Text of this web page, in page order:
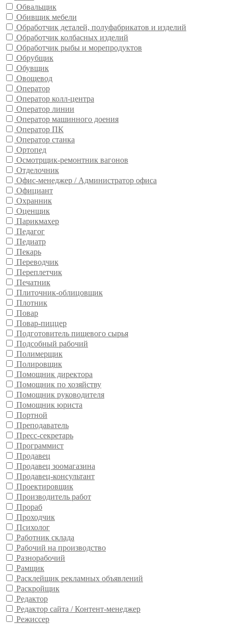
Обвальщик
Обивщик мебели
Обработчик деталей, полуфабрикатов и изделий
Обработчик колбасных изделий
Обработчик рыбы и морепродуктов
Обрубщик
Обувщик
Овощевод
Оператор
Оператор колл-центра
Оператор линии
Оператор машинного доения
Оператор ПК
Оператор станка
Ортопед
Осмотрщик-ремонтник вагонов
Отделочник
Офис-менеджер / Администратор офиса
Официант
Охранник
Оценщик
Парикмахер
Педагог
Педиатр
Пекарь
Переводчик
Переплетчик
Печатник
Плиточник-облицовщик
Плотник
Повар
Повар-пиццер
Подготовитель пищевого сырья
Подсобный рабочий
Полимерщик
Полировщик
Помощник директора
Помощник по хозяйству
Помощник руководителя
Помощник юриста
Портной
Преподаватель
Пресс-секретарь
Программист
Продавец
Продавец зоомагазина
Продавец-консультант
Проектировщик
Производитель работ
Прораб
Проходчик
Психолог
Работник склада
Рабочий на производство
Разнорабочий
Рамщик
Расклейщик рекламных объявлений
Раскройщик
Редактор
Редактор сайта / Контент-менеджер
Режиссер